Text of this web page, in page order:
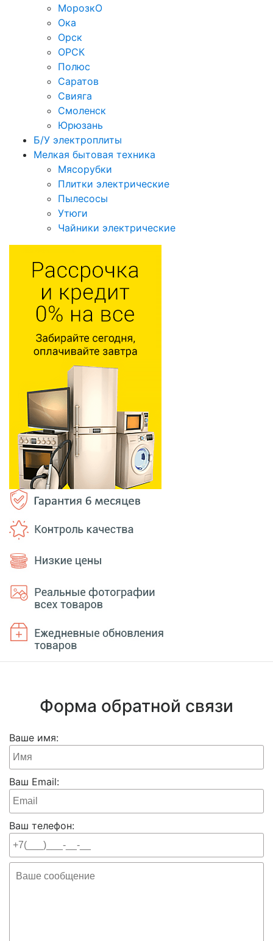
МорозкО
Ока
Орск
ОРСК
Полюс
Саратов
Свияга
Смоленск
Юрюзань
Б/У электроплиты
Мелкая бытовая техника
Мясорубки
Плитки электрические
Пылесосы
Утюги
Чайники электрические
Форма обратной связи
Ваше имя:
Ваш Email:
Ваш телефон: